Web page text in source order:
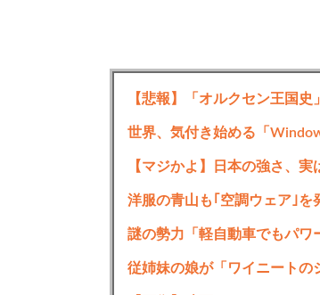
【悲報】「オルクセン王国
【マジかよ】日本の強さ、
洋服の青山も｢空調ウェア｣を
謎の勢力「軽自動車でもパ
従姉妹の娘が「ワイニートの